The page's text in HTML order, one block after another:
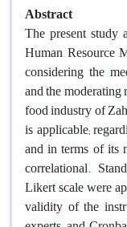
Abstract
The present study
Human Resource
considering the
and the moderating
food industry of
is applicable;
and in terms of its
correlational.
Likert scale were
validity of the